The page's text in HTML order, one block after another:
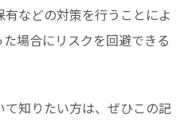
などの対策を行うことによ
場合にリスクを回避できる
知りたい方は、ぜひこの記